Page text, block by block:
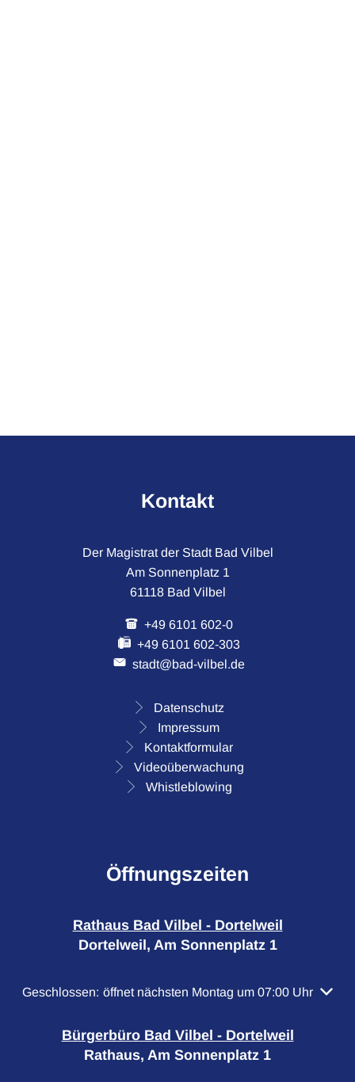
Kontakt
Der Magistrat der Stadt Bad Vilbel
Am Sonnenplatz 1
61118 Bad Vilbel
+49 6101 602-0
+49 6101 602-303
stadt@bad-vilbel.de
Datenschutz
Impressum
Kontaktformular
Videoüberwachung
Whistleblowing
Öffnungszeiten
Rathaus Bad Vilbel - Dortelweil
Dortelweil, Am Sonnenplatz 1
Klicken, um weitere Öffnungs- oder Schließzeiten
Geschlossen: öffnet nächsten Montag um 07:00 Uhr
Bürgerbüro Bad Vilbel - Dortelweil
Rathaus, Am Sonnenplatz 1